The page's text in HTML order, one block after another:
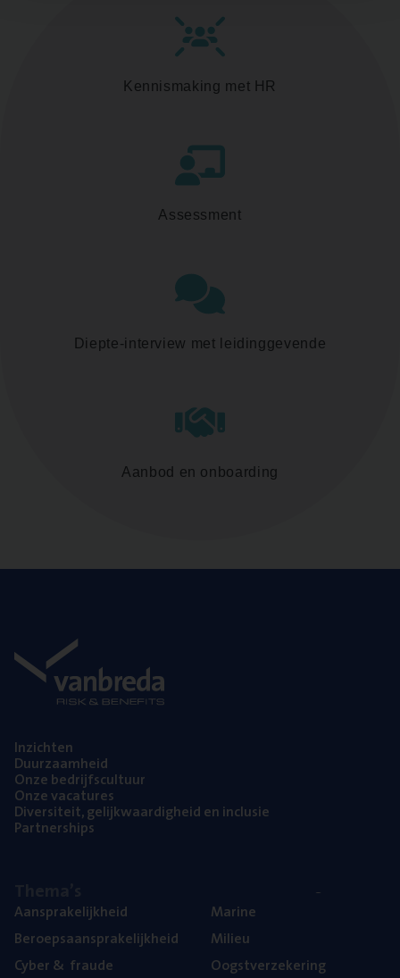
Kennismaking met HR
Assessment
Diepte-interview met leidinggevende
Aanbod en onboarding
Inzich­ten
Duur­zaam­heid
Onze bedrijfs­cul­tuur
Onze vaca­tu­res
Diver­si­teit, gelijk­waar­dig­heid en inclusie
Part­ner­ships
Aan­spra­ke­lijk­heid
Beroeps­aan­spra­ke­lijk­heid
Cyber& fraude
Mari­ne
Mili­eu
Oogst­ver­ze­ke­ring